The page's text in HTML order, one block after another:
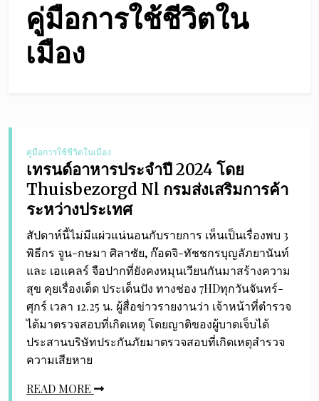
คู่มือการใช้ชีวิตใน
เมือง
คู่มือการใช้ชีวิตในเมือง
เทรนด์อาหารประจำปี 2024 โดย
Thuisbezorgd Nl กรมส่งเสริมการค้า
ระหว่างประเทศ
สัปดาห์นี้ไม่มีแผ่วแน่นอนกับรายการ เห็นเป็นเรื่องพบ 3
พิธีกร จูน-กษมา ศิลาชัย, ก๊อตจิ-ทัชชกรบุญลัภยานันท์
และ เอแคลร์ จือปากที่ยังคงหมุนเวียนกันมาสร้างความ
สุข คุยเรื่องเด็ด ประเด็นปัง ทางช่อง 7HDทุกวันจันทร์-
ศุกร์ เวลา 12.25 น. ผู้สื่อข่าวรายงานว่า เจ้าหน้าที่ตำรวจ
ได้มาตรวจสอบที่เกิดเหตุ โดยญาติของผู้บาดเจ็บได้
ประสานบริษัทประกันภัยมาตรวจสอบที่เกิดเหตุสำรวจ
ความเสียหาย
READ MORE